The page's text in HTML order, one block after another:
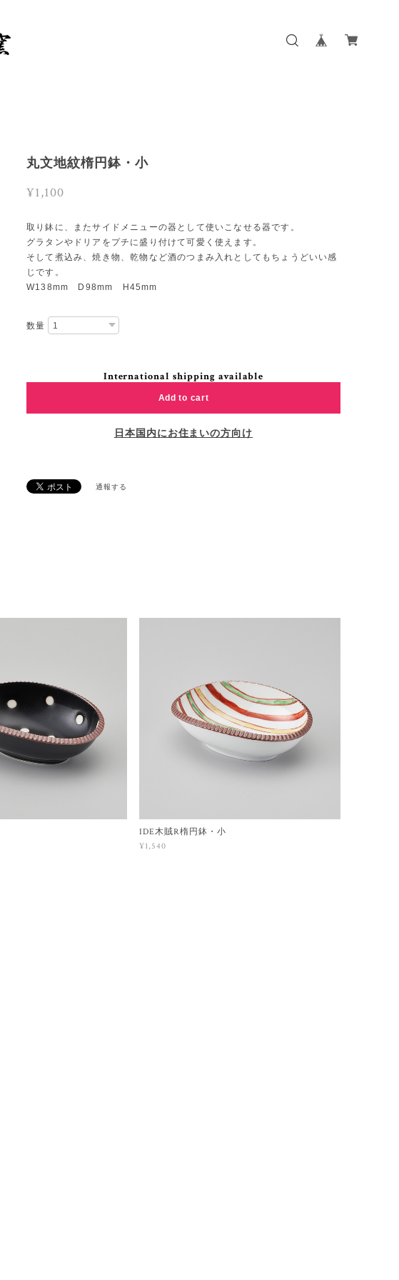
丸文地紋楕円鉢・小
¥1,100
取り鉢に、またサイドメニューの器として使いこなせる器です。
グラタンやドリアをプチに盛り付けて可愛く使えます。
そして煮込み、焼き物、乾物など酒のつまみ入れとしてもちょうどいい感
じです。
W138mm D98mm H45mm
数量
International shipping available
Add to cart
日本国内にお住まいの方向け
通報する
IDE木賊R楕円鉢・小
¥1,540